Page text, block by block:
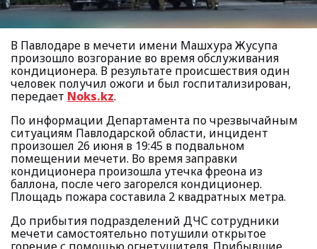
В Павлодаре в мечети имени Машхура Жусупа
произошло возгорание во время обслуживания
кондиционера. В результате происшествия один
человек получил ожоги и был госпитализирован,
передает Noks.kz.
По информации Департамента по чрезвычайным
ситуациям Павлодарской области, инцидент
произошел 26 июня в 19:45 в подвальном
помещении мечети. Во время заправки
кондиционера произошла утечка фреона из
баллона, после чего загорелся кондиционер.
Площадь пожара составила 2 квадратных метра.
До прибытия подразделений ДЧС сотрудники
мечети самостоятельно потушили открытое